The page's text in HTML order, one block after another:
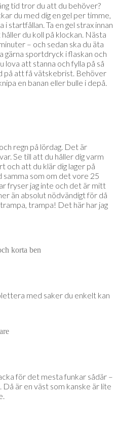
tid tror du att du behöver?
du med dig en gel per timme,
startfållan. Ta en gel strax innan
du koll på klockan. Nästa
– och sedan ska du äta
gärna sportdryck i flaskan och
lova att stanna och fylla på så
på att få vätskebrist. Behöver
en banan eller bulle i depå.
regn på lördag. Det är
Se till att du håller dig varm
och att du klär dig lager på
samma som om det vore 25
fryser jag inte och det är mitt
än absolut nödvändigt för då
trampa! Det här har jag
korta ben
med saker du enkelt kan
för det mesta funkar sådär –
är en väst som kanske är lite